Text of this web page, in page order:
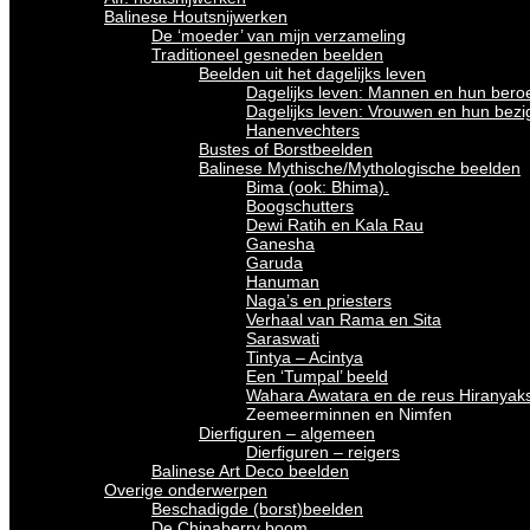
Balinese Houtsnijwerken
De ‘moeder’ van mijn verzameling
Traditioneel gesneden beelden
Beelden uit het dagelijks leven
Dagelijks leven: Mannen en hun
Dagelijks leven: Vrouwen en hun
Hanenvechters
Bustes of Borstbeelden
Balinese Mythische/Mythologische beelden
Bima (ook: Bhima).
Boogschutters
Dewi Ratih en Kala Rau
Ganesha
Garuda
Hanuman
Naga’s en priesters
Verhaal van Rama en Sita
Saraswati
Tintya – Acintya
Een ‘Tumpal’ beeld
Wahara Awatara en de reus
Zeemeerminnen en Nimfen
Dierfiguren – algemeen
Dierfiguren – reigers
Balinese Art Deco beelden
Overige onderwerpen
Beschadigde (borst)beelden